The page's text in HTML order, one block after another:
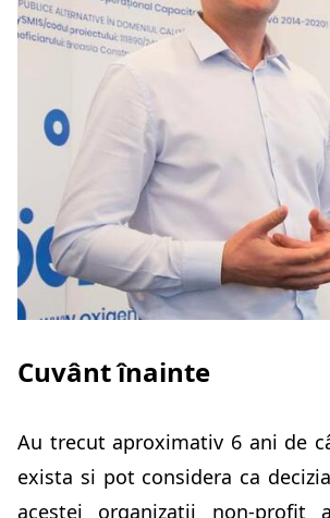
Cuvânt înainte
Au trecut aproximativ 6 ani de
exista si pot considera ca
acestei organizații non-profit